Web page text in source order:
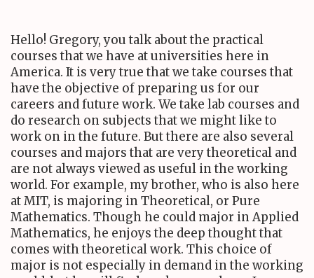
Hello! Gregory, you talk about the practical
courses that we have at universities here in
America. It is very true that we take courses that
have the objective of preparing us for our
careers and future work. We take lab courses and
do research on subjects that we might like to
work on in the future. But there are also several
courses and majors that are very theoretical and
are not always viewed as useful in the working
world. For example, my brother, who is also here
at MIT, is majoring in Theoretical, or Pure
Mathematics. Though he could major in Applied
Mathematics, he enjoys the deep thought that
comes with theoretical work. This choice of
major is not especially in demand in the working